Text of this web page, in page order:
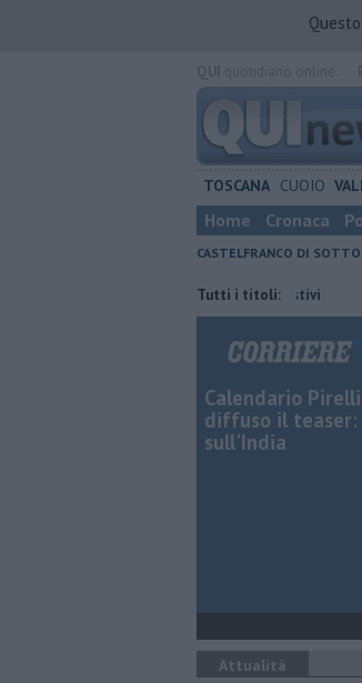
TOSCANA CUOIO
Home Cronaca
CASTELFRANCO DI SOTTO
Tutti i titoli:
7mila euro a sostegno dei centri estivi Buoni
Calendario
diffuso il teaser:
sull'India
Attualità